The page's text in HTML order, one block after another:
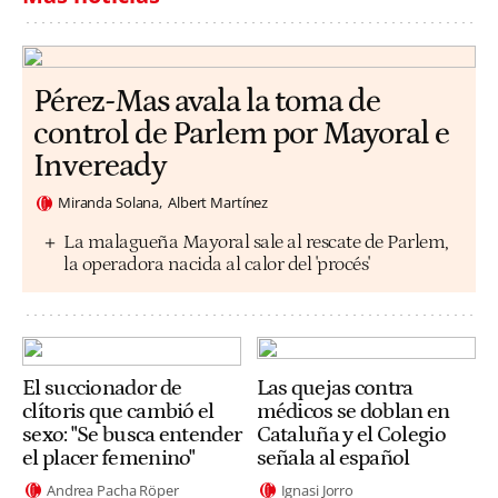
Pérez-Mas avala la toma de
control de Parlem por Mayoral e
Inveready
Miranda Solana Albert Martínez
La malagueña Mayoral sale al rescate de Parlem,
la operadora nacida al calor del 'procés'
El succionador de
clítoris que cambió el
sexo: "Se busca entender
el placer femenino"
Andrea Pacha Röper
Las quejas contra
médicos se doblan en
Cataluña y el Colegio
señala al español
Ignasi Jorro